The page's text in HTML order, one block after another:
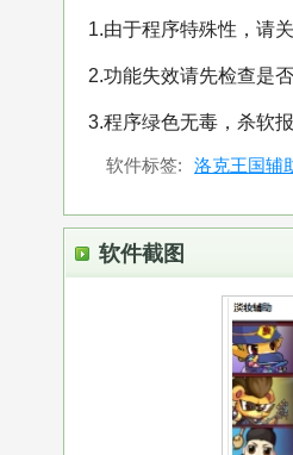
1.由于程序特殊性，请
2.功能失效请先检查是
3.程序绿色无毒，杀软
软件标签: 洛克王国辅
软件截图